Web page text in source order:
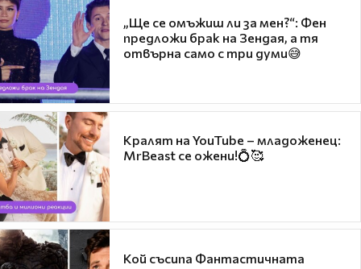
„Ще се омъжиш ли за мен?“: Фен
предложи брак на Зендая, а тя
отвърна само с три думи😅
Кралят на YouTube – младоженец:
MrBeast се ожени!💍🥰
Кой съсипа Фантастичната